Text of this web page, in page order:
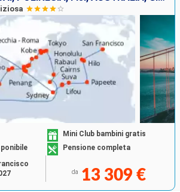
Mini Club bambini gratis
Pensione completa
da 13 309 €